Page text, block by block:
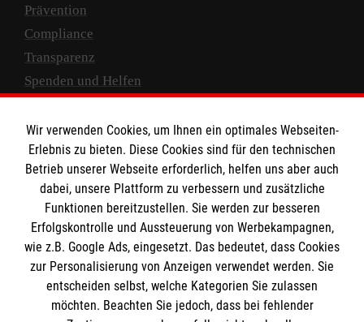
Prävention
Compliance
Transparenz
Spenden und Helfen
Empfänger: Malteser Hilfsdienst e.V.
IBAN: DE10 3706 0120 1201 2000 12
BIC: GENODED 1PA7
Wir verwenden Cookies, um Ihnen ein optimales Webseiten-
Erlebnis zu bieten. Diese Cookies sind für den technischen
Betrieb unserer Webseite erforderlich, helfen uns aber auch
dabei, unsere Plattform zu verbessern und zusätzliche
Funktionen bereitzustellen. Sie werden zur besseren
Erfolgskontrolle und Aussteuerung von Werbekampagnen,
wie z.B. Google Ads, eingesetzt. Das bedeutet, dass Cookies
zur Personalisierung von Anzeigen verwendet werden. Sie
entscheiden selbst, welche Kategorien Sie zulassen
möchten. Beachten Sie jedoch, dass bei fehlender